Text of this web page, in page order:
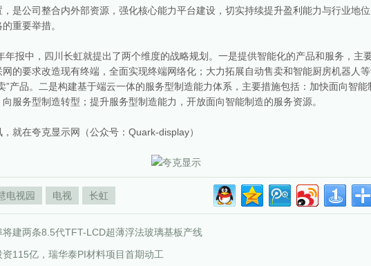
是公司整合内外部资源，强化核心能力平台建设，切实持续提升盈利能力与行业地
重要举措。
年报中，四川长虹就提出了两个维度的战略规划。一是提供智能化的产品和服务，主
的要求改造现有终端，全面实现终端网络化；大力拓展自动售卖和智能厨房机器人等
”产品。二是构建基于端云一体的服务型制造能力体系，主要措施包括：加快面向智能
服务型制造转型；提升服务型制造能力，开放面向智能制造的服务资源。
就在夸克显示网（公众号：Quark-display）
电视园 电视 长虹
将建两条8.5代TFT-LCD超薄浮法玻璃基板产线
资115亿，瑞华泰PI材料项目首期动工